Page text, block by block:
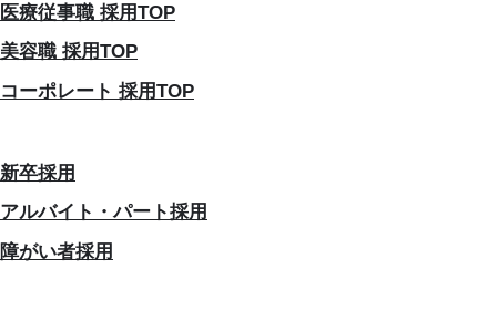
医療従事職 採用TOP
美容職 採用TOP
コーポレート 採用TOP
新卒採用
アルバイト・パート採用
障がい者採用